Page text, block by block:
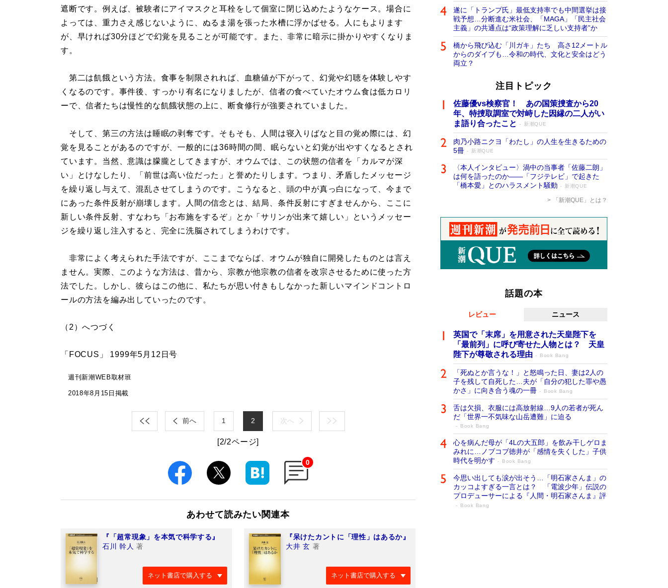
遮断です。例えば、被験者にアイマスクと耳栓をして個室に閉じ込めたようなケース。場合に
よっては、重力さえ感じないように、ぬるま湯を張った水槽に浮かばせる。人にもよります
が、早ければ30分ほどで幻覚を見ることが可能です。また、非常に暗示に掛かりやすくなりま
す。
第二は飢餓という方法。食事を制限されれば、血糖値が下がって、幻覚や幻聴を体験しやす
くなるのです。事件後、すっかり有名になりましたが、信者の食べていたオウム食は低カロリ
ーで、信者たちは慢性的な飢餓状態の上に、断食修行が強要されていました。
そして、第三の方法は睡眠の剥奪です。そもそも、人間は寝入りばなと目の覚め際には、幻
覚を見ることがあるのですが、一般的には36時間の間、眠らないと幻覚が出やすくなるとされ
ています。当然、意識は朦朧としてきますが、オウムでは、この状態の信者を「カルマが深
い」とけなしたり、「前世は高い位だった」と誉めたりします。つまり、矛盾したメッセージ
を繰り返し与えて、混乱させてしまうのです。こうなると、頭の中が真っ白になって、今まで
にあった条件反射が崩壊します。人間の信念とは、結局、条件反射にすぎませんから、ここに
新しい条件反射、すなわち「お布施をするぞ」とか「サリンが出来て嬉しい」というメッセー
ジを繰り返し注入すると、完全に洗脳されてしまうわけです。
非常によく考えられた手法ですが、ここまでならば、オウムが独自に開発したものとは言え
ません。実際、このような方法は、昔から、宗教が他宗教の信者を改宗させるために使った方
法でした。しかし、彼らはこの他に、私たちが思い付きもしなかった新しいマインドコントロ
ールの方法を編み出していったのです。
（2）へつづく
「FOCUS」 1999年5月12日号
週刊新潮WEB取材班
2018年8月15日掲載
前へ 1 2 次へ
[2/2ページ]
0
あわせて読みたい関連本
『「超常現象」を本気で科学する』
石川 幹人 著
ネット書店で購入する
『呆けたカントに「理性」はあるか』
大井 玄 著
ネット書店で購入する
遂に「トランプ氏」最低支持率でも中間選挙は接
戦予想…分断進む米社会、「MAGA」「民主社会
主義」の共通点は“政策理解に乏しい支持者”か
橋から飛び込む「川ガキ」たち 高さ12メートル
からのダイブも…令和の時代、文化と安全はどう
両立？
注目トピック
佐藤優vs検察官！ あの国策捜査から20
年、特捜取調室で対峙した因縁の二人がい
ま語り合ったこと
新潮QUE
肉乃小路ニクヨ「わたし」の人生を生きるための
5冊
新潮QUE
〈本人インタビュー〉渦中の当事者「佐藤二朗」
は何を語ったのか――「フジテレビ」で起きた
「橋本愛」とのハラスメント騒動
新潮QUE
「新潮QUE」とは？
話題の本
レビュー ニュース
英国で「末席」を用意された天皇陛下を
「最前列」に呼び寄せた人物とは？ 天皇
陛下が尊敬される理由
Book Bang
「死ぬとか言うな！」と怒鳴った日、妻は2人の
子を残して自死した…夫が「自分の犯した罪や愚
かさ」に向き合う魂の一冊
Book Bang
舌は欠損、衣服には高放射線…9人の若者が死ん
だ「世界一不気味な山岳遭難」に迫る
Book Bang
心を病んだ母が「4Lの大五郎」を飲み干しゲロま
みれに…ノブコブ徳井が「感情を失くした」子供
時代を明かす
Book Bang
今思い出しても涙が出そう…「明石家さんま」の
カッコよすぎる一言とは？ 「電波少年」伝説の
プロデューサーによる『人間・明石家さんま』評
Book Bang